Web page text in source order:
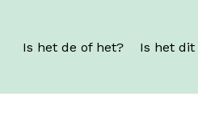
Is het de of het? Is het dit